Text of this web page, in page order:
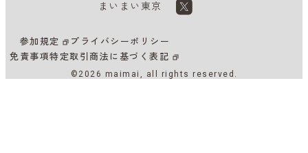
まいまい東京
参加規定
プライバシーポリシー
免責事項特定取引商法に基づく表記
©2026 maimai, all rights reserved.